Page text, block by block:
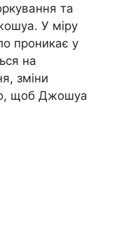
та
У міру
проникає у
на
зміни
щоб Джошуа